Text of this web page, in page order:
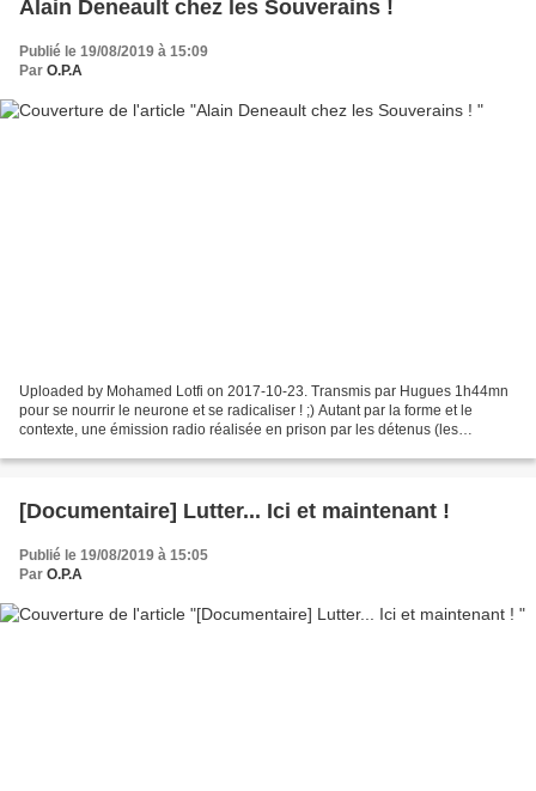
Alain Deneault chez les Souverains !
Publié le 19/08/2019 à 15:09
Par O.P.A
Uploaded by Mohamed Lotfi on 2017-10-23. Transmis par Hugues 1h44mn
pour se nourrir le neurone et se radicaliser ! ;) Autant par la forme et le
contexte, une émission radio réalisée en prison par les détenus (les
[Documentaire] Lutter... Ici et maintenant !
Publié le 19/08/2019 à 15:05
Par O.P.A